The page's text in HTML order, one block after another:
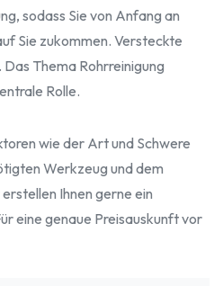
sodass Sie von Anfang an
Sie zukommen. Versteckte
Thema Rohrreinigung
Rolle.
wie der Art und Schwere
Werkzeug und dem
Ihnen gerne ein
eine genaue Preisauskunft vor